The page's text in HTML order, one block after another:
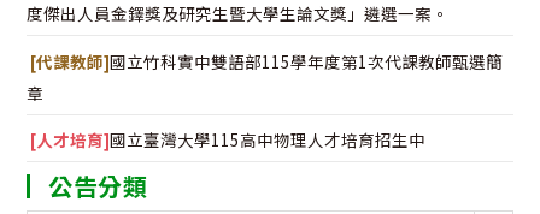
度傑出人員金鐸獎及研究生暨大學生論文獎」遴選一案。
[代課教師]國立竹科實中雙語部115學年度第1次代課教師甄選簡
章
[人才培育]國立臺灣大學115高中物理人才培育招生中
公告分類